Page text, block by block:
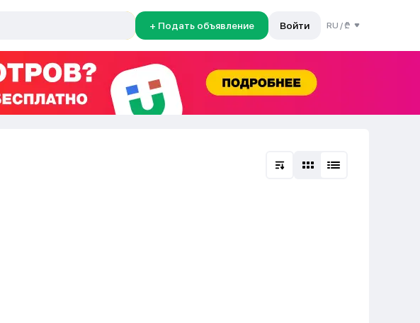
+ Подать объявление Войти RU /₾